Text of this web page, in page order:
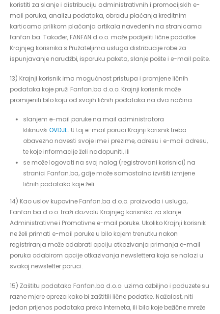
koristiti za slanje i distribuciju administrativnih i promocijskih e-
mail poruka, analizu podataka, obradu plaćanja kreditnim
karticama prilikom plaćanja artikala navedenih na stranicama
fanfan.ba. Također, FANFAN d.o.o. može podijeliti lične podatke
Krajnjeg korisnika s Pružateljima usluga distribucije robe za
ispunjavanje narudžbi, isporuku paketa, slanje pošte i e-mail pošte.
13) Krajnji korisnik ima mogućnost pristupa i promjene ličnih
podataka koje pruži Fanfan.ba d.o.o. Krajnji korisnik može
promijeniti bilo koju od svojih ličnih podataka na dva načina:
slanjem e-mail poruke na mail administratora
kliknuvšiOVDJE. U toj e-mail poruci Krajnji korisnik treba
obavezno navesti svoje ime i prezime, adresu i e-mail adresu,
te koje informacije želi nadopuniti, ili
se može logovati na svoj nalog (registrovani korisnici) na
stranici Fanfan.ba, gdje može samostalno izvršiti izmjene
ličnih podataka koje želi.
14) Kao uslov kupovine Fanfan.ba d.o.o. proizvoda i usluga,
Fanfan.ba d.o.o. traži dozvolu Krajnjeg korisnika za slanje
Administrativne i Promotivne e-mail poruke. Ukoliko Krajnji korisnik
ne želi primati e-mail poruke u bilo kojem trenutku nakon
registriranja može odabrati opciju otkazivanja primanja e-mail
poruka odabirom opcije otkazivanja newslettera koja se nalazi u
svakoj newsletter poruci.
15) Zaštitu podataka Fanfan.ba d.o.o. uzima ozbiljno i poduzete su
razne mjere opreza kako bi zaštitili lične podatke. Nažalost, niti
jedan prijenos podataka preko Interneta, ili bilo koje bežične mreže